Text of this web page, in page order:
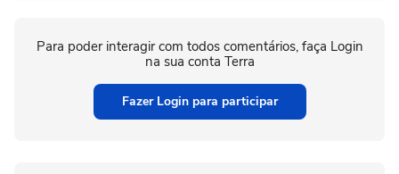
Para poder interagir com todos comentários, faça Login
na sua conta Terra
Fazer Login para participar